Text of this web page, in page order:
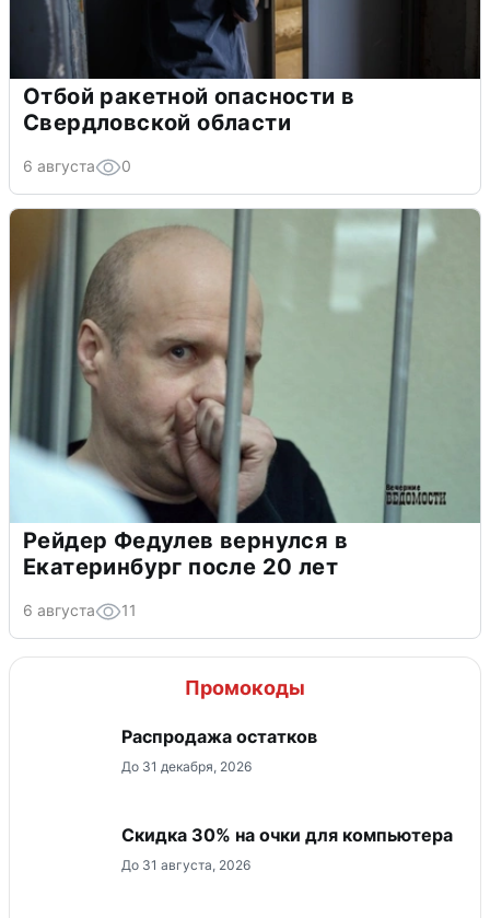
Отбой ракетной опасности в
Свердловской области
6 августа 0
Рейдер Федулев вернулся в
Екатеринбург после 20 лет
6 августа 11
Промокоды
Распродажа остатков
До 31 декабря, 2026
Скидка 30% на очки для компьютера
До 31 августа, 2026